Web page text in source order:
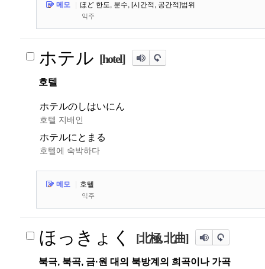
메모 ほど 한도, 분수, [시간적, 공간적]범위
익주
ホテル [hotel]
호텔
ホテルのしはいにん
호텔 지배인
ホテルにとまる
호텔에 숙박하다
메모 호텔
익주
ほっきょく [北極, 北曲]
북극, 북곡, 금·원 대의 북방계의 희곡이나 가곡